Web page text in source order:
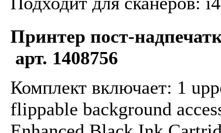
Принтер пост-
арт. 1408756
Комплект включает: 1
flippable background